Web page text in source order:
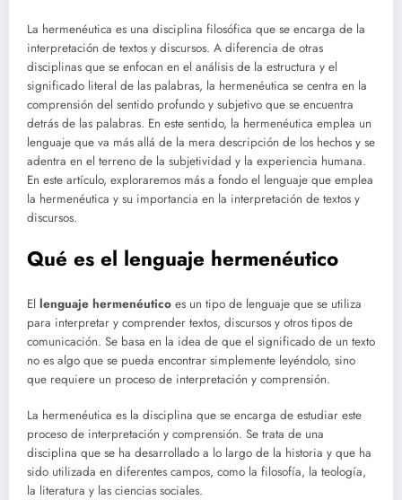
La hermenéutica es una disciplina filosófica que se encarga de la
interpretación de textos y discursos. A diferencia de otras
disciplinas que se enfocan en el análisis de la estructura y el
significado literal de las palabras, la hermenéutica se centra en la
comprensión del sentido profundo y subjetivo que se encuentra
detrás de las palabras. En este sentido, la hermenéutica emplea un
lenguaje que va más allá de la mera descripción de los hechos y se
adentra en el terreno de la subjetividad y la experiencia humana.
En este artículo, exploraremos más a fondo el lenguaje que emplea
la hermenéutica y su importancia en la interpretación de textos y
discursos.
Qué es el lenguaje hermenéutico
El lenguaje hermenéutico es un tipo de lenguaje que se utiliza
para interpretar y comprender textos, discursos y otros tipos de
comunicación. Se basa en la idea de que el significado de un texto
no es algo que se pueda encontrar simplemente leyéndolo, sino
que requiere un proceso de interpretación y comprensión.
La hermenéutica es la disciplina que se encarga de estudiar este
proceso de interpretación y comprensión. Se trata de una
disciplina que se ha desarrollado a lo largo de la historia y que ha
sido utilizada en diferentes campos, como la filosofía, la teología,
la literatura y las ciencias sociales.